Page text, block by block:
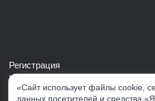
Регистрация
Войти в свой аккаунт
Скачать каталог продукции
«Сайт использует файлы cookie,
данных посетителей и средства